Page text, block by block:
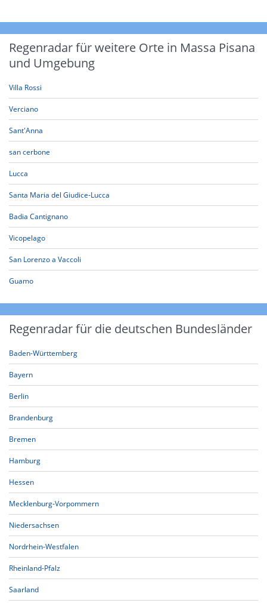
Regenradar für weitere Orte in Massa Pisana
und Umgebung
Villa Rossi
Verciano
Sant'Anna
san cerbone
Lucca
Santa Maria del Giudice-Lucca
Badia Cantignano
Vicopelago
San Lorenzo a Vaccoli
Guamo
Regenradar für die deutschen Bundesländer
Baden-Württemberg
Bayern
Berlin
Brandenburg
Bremen
Hamburg
Hessen
Mecklenburg-Vorpommern
Niedersachsen
Nordrhein-Westfalen
Rheinland-Pfalz
Saarland